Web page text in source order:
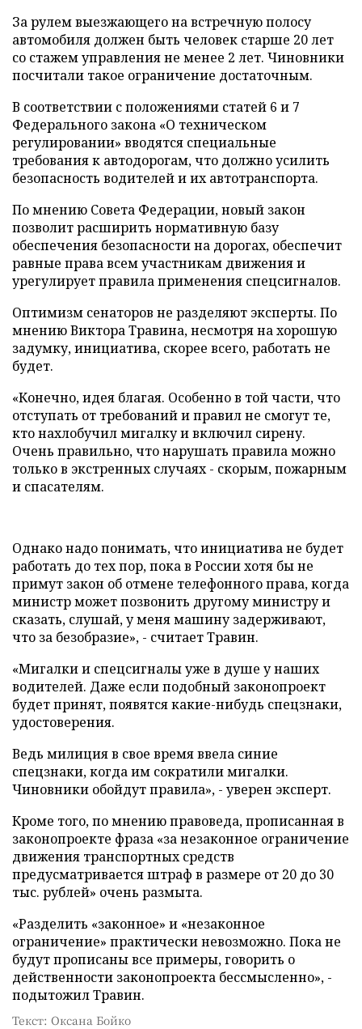
За рулем выезжающего на встречную полосу
автомобиля должен быть человек старше 20 лет
со стажем управления не менее 2 лет. Чиновники
посчитали такое ограничение достаточным.
В соответствии с положениями статей 6 и 7
Федерального закона «О техническом
регулировании» вводятся специальные
требования к автодорогам, что должно усилить
безопасность водителей и их автотранспорта.
По мнению Совета Федерации, новый закон
позволит расширить нормативную базу
обеспечения безопасности на дорогах, обеспечит
равные права всем участникам движения и
урегулирует правила применения спецсигналов.
Оптимизм сенаторов не разделяют эксперты. По
мнению Виктора Травина, несмотря на хорошую
задумку, инициатива, скорее всего, работать не
будет.
«Конечно, идея благая. Особенно в той части, что
отступать от требований и правил не смогут те,
кто нахлобучил мигалку и включил сирену.
Очень правильно, что нарушать правила можно
только в экстренных случаях - скорым, пожарным
и спасателям.
Однако надо понимать, что инициатива не будет
работать до тех пор, пока в России хотя бы не
примут закон об отмене телефонного права, когда
министр может позвонить другому министру и
сказать, слушай, у меня машину задерживают,
что за безобразие», - считает Травин.
«Мигалки и спецсигналы уже в душе у наших
водителей. Даже если подобный законопроект
будет принят, появятся какие-нибудь спецзнаки,
удостоверения.
Ведь милиция в свое время ввела синие
спецзнаки, когда им сократили мигалки.
Чиновники обойдут правила», - уверен эксперт.
Кроме того, по мнению правоведа, прописанная в
законопроекте фраза «за незаконное ограничение
движения транспортных средств
предусматривается штраф в размере от 20 до 30
тыс. рублей» очень размыта.
«Разделить «законное» и «незаконное
ограничение» практически невозможно. Пока не
будут прописаны все примеры, говорить о
действенности законопроекта бессмысленно», -
подытожил Травин.
Текст: Оксана Бойко